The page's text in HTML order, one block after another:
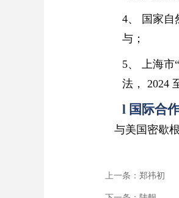
4、 国家自
与；
5、 上海
法 ， 2024
l 国际合
与美国密歇
上一条： 郑祎初